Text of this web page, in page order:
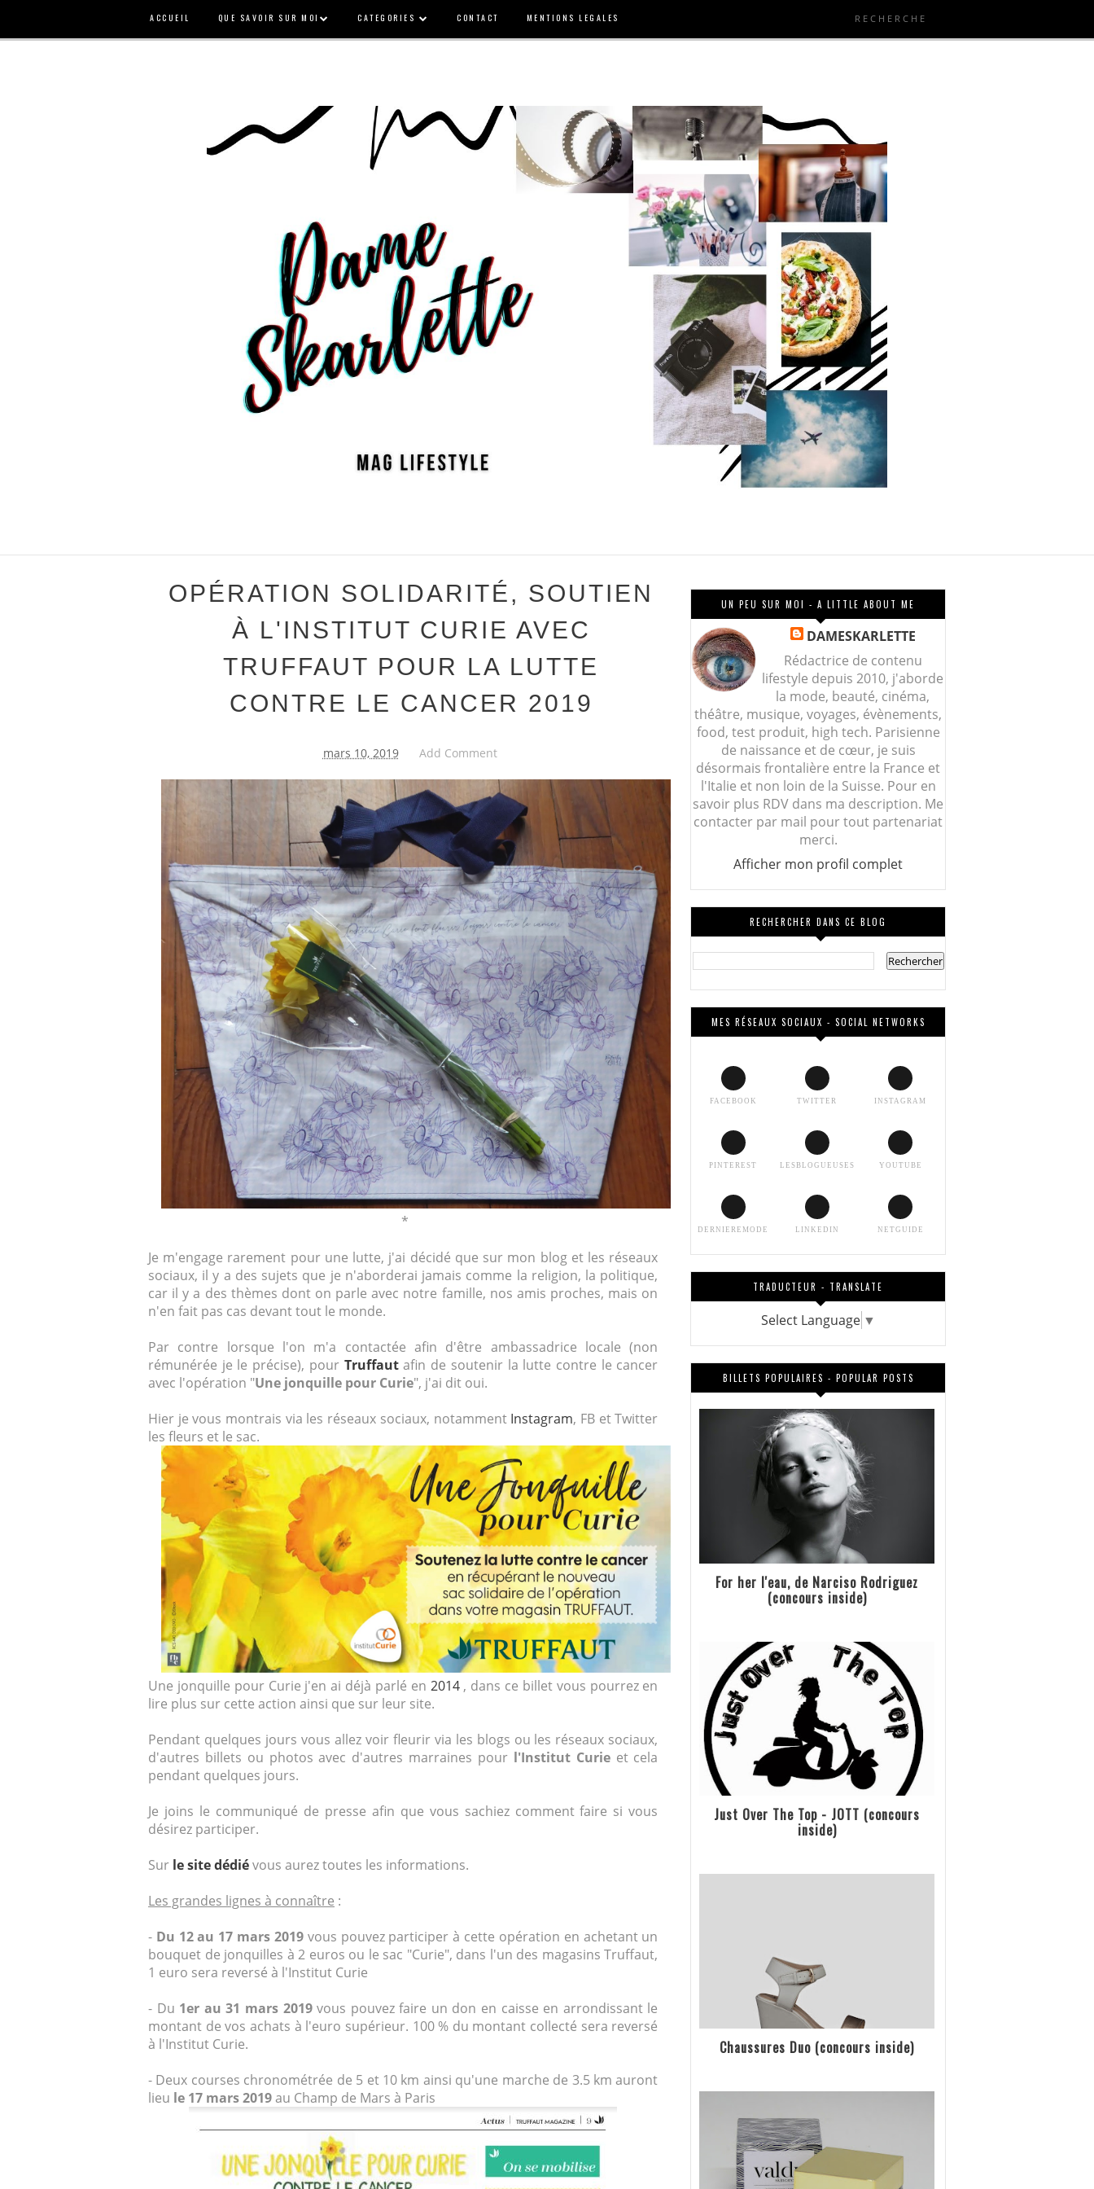
ACCUEIL QUE SAVOIR SUR MOI CATEGORIES CONTACT MENTIONS LEGALES
OPÉRATION SOLIDARITÉ, SOUTIEN
À L'INSTITUT CURIE AVEC
TRUFFAUT POUR LA LUTTE
CONTRE LE CANCER 2019
mars 10, 2019 Add Comment
*
Je m'engage rarement pour une lutte, j'ai décidé que sur mon blog et les réseaux
sociaux, il y a des sujets que je n'aborderai jamais comme la religion, la politique,
car il y a des thèmes dont on parle avec notre famille, nos amis proches, mais on
n'en fait pas cas devant tout le monde.
Par contre lorsque l'on m'a contactée afin d'être ambassadrice locale (non
rémunérée je le précise), pour Truffautafin de soutenir la lutte contre le cancer
avec l'opération "Une jonquille pour Curie", j'ai dit oui.
Hier je vous montrais via les réseaux sociaux, notamment Instagram, FB et Twitter
les fleurs et le sac.
Une jonquille pour Curie j'en ai déjà parlé en 2014, dans ce billet vous pourrez en
lire plus sur cette action ainsi que sur leur site.
Pendant quelques jours vous allez voir fleurir via les blogs ou les réseaux sociaux,
d'autres billets ou photos avec d'autres marraines pour l'Institut Curieet cela
pendant quelques jours.
Je joins le communiqué de presse afin que vous sachiez comment faire si vous
désirez participer.
Sur le site dédiévous aurez toutes les informations.
Les grandes lignes à connaître :
- Du 12 au 17 mars 2019vous pouvez participer à cette opération en achetant un
bouquet de jonquilles à 2 euros ou le sac "Curie", dans l'un des magasins Truffaut,
1 euro sera reversé à l'Institut Curie
- Du 1er au 31 mars 2019vous pouvez faire un don en caisse en arrondissant le
montant de vos achats à l'euro supérieur. 100 % du montant collecté sera reversé
à l'Institut Curie.
- Deux courses chronométrée de 5 et 10 km ainsi qu'une marche de 3.5 km auront
lieu le 17 mars 2019au Champ de Mars à Paris
UN PEU SUR MOI - A LITTLE ABOUT ME
DAMESKARLETTE
Rédactrice de contenu
lifestyle depuis 2010, j'aborde
la mode, beauté, cinéma,
théâtre, musique, voyages, évènements,
food, test produit, high tech. Parisienne
de naissance et de cœur, je suis
désormais frontalière entre la France et
l'Italie et non loin de la Suisse. Pour en
savoir plus RDV dans ma description. Me
contacter par mail pour tout partenariat
merci.
Afficher mon profil complet
RECHERCHER DANS CE BLOG
MES RÉSEAUX SOCIAUX - SOCIAL NETWORKS
FACEBOOK TWITTER INSTAGRAM
PINTEREST LESBLOGUEUSES YOUTUBE
DERNIEREMODE LINKEDIN NETGUIDE
TRADUCTEUR - TRANSLATE
Select Language ▼
BILLETS POPULAIRES - POPULAR POSTS
For her l'eau, de Narciso Rodriguez
(concours inside)
Just Over The Top - JOTT (concours
inside)
Chaussures Duo (concours inside)